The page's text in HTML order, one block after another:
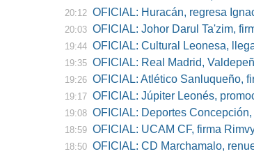
20:12 OFICIAL: Huracán, regresa
20:03 OFICIAL: Johor Darul Ta'zim,
19:44 OFICIAL: Cultural Leonesa,
19:35 OFICIAL: Real Madrid, Valdepeñas
19:26 OFICIAL: Atlético Sanluqueño,
19:17 OFICIAL: Júpiter Leonés,
19:08 OFICIAL: Deportes Concepción,
18:59 OFICIAL: UCAM CF, firma
18:50 OFICIAL: CD Marchamalo,